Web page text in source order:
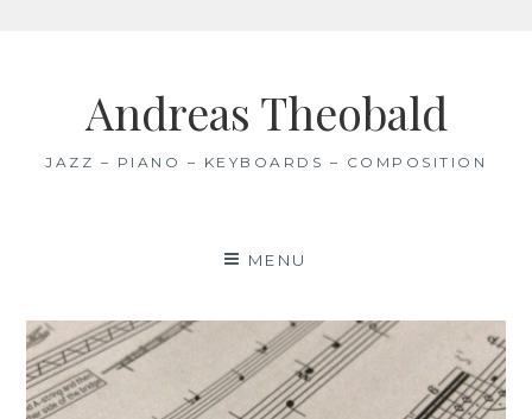
Andreas Theobald
JAZZ – PIANO – KEYBOARDS – COMPOSITION
MENU